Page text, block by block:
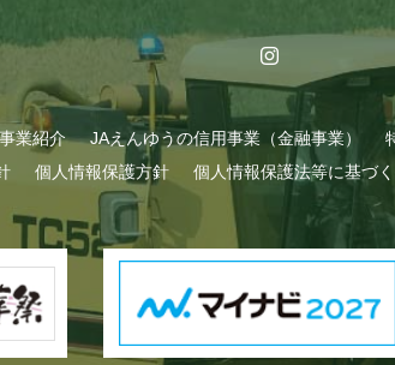
業紹介 JAえんゆうの信用事業（金融事業）
個人情報保護方針 個人情報保護法等に基づ